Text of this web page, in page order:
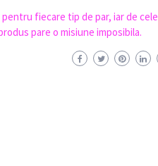
fiecare tip de par, iar de cele
pare o misiune imposibila.